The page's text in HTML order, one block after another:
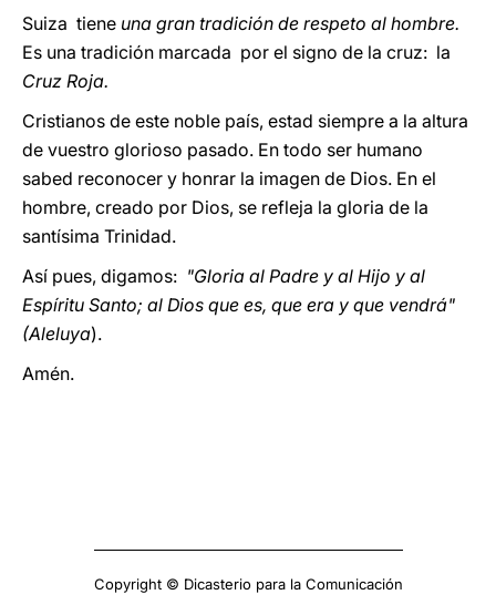
Suiza tiene una gran tradición de respeto al hombre.
Es una tradición marcada por el signo de la cruz: la
Cruz Roja.
Cristianos de este noble país, estad siempre a la altura
de vuestro glorioso pasado. En todo ser humano
sabed reconocer y honrar la imagen de Dios. En el
hombre, creado por Dios, se refleja la gloria de la
santísima Trinidad.
Así pues, digamos: "Gloria al Padre y al Hijo y al
Espíritu Santo; al Dios que es, que era y que vendrá"
(Aleluya).
Amén.
Copyright © Dicasterio para la Comunicación